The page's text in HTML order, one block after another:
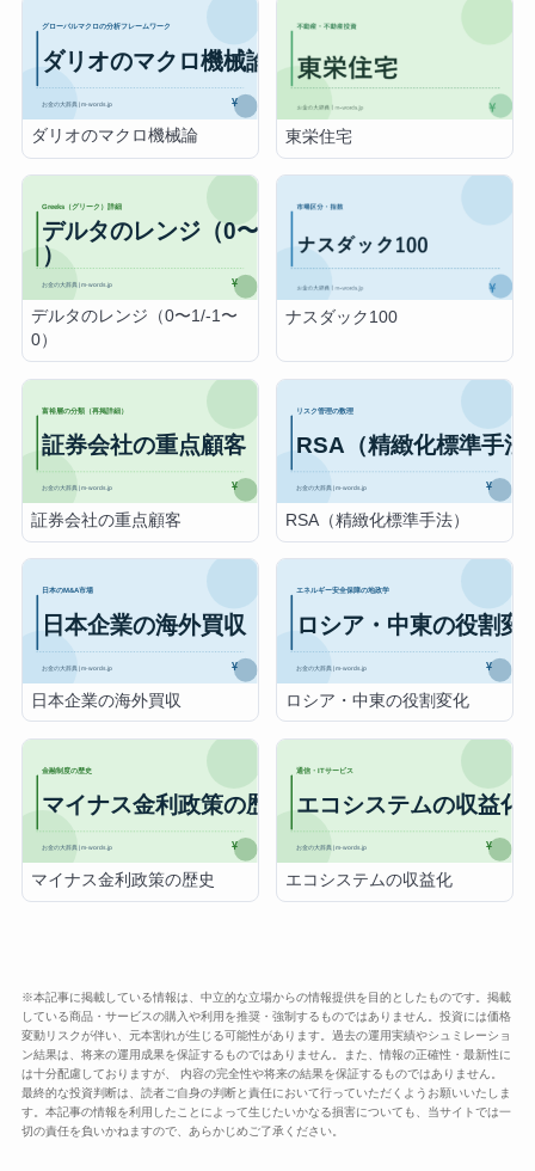
ダリオのマクロ機械論 東栄住宅
デルタのレンジ（0〜1/-1〜
0）
ナスダック100
証券会社の重点顧客 RSA（精緻化標準手法）
日本企業の海外買収 ロシア・中東の役割変化
マイナス金利政策の歴史 エコシステムの収益化
※本記事に掲載している情報は、中立的な立場からの情報提供を目的としたものです。掲載
している商品・サービスの購入や利用を推奨・強制するものではありません。投資には価格
変動リスクが伴い、元本割れが生じる可能性があります。過去の運用実績やシュミレーショ
ン結果は、将来の運用成果を保証するものではありません。また、情報の正確性・最新性に
は十分配慮しておりますが、 内容の完全性や将来の結果を保証するものではありません。
最終的な投資判断は、読者ご自身の判断と責任において行っていただくようお願いいたしま
す。本記事の情報を利用したことによって生じたいかなる損害についても、当サイトでは一
切の責任を負いかねますので、あらかじめご了承ください。